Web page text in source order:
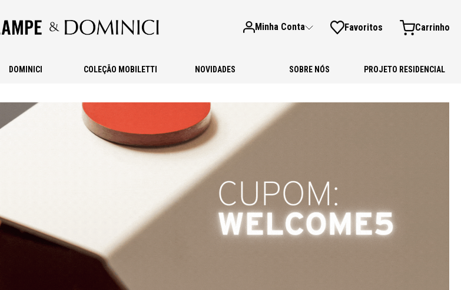
Minha Conta Favoritos
DOMINICI COLEÇÃO MOBILETTI NOVIDADES SOBRE NÓS PROJETO RESIDENCIAL